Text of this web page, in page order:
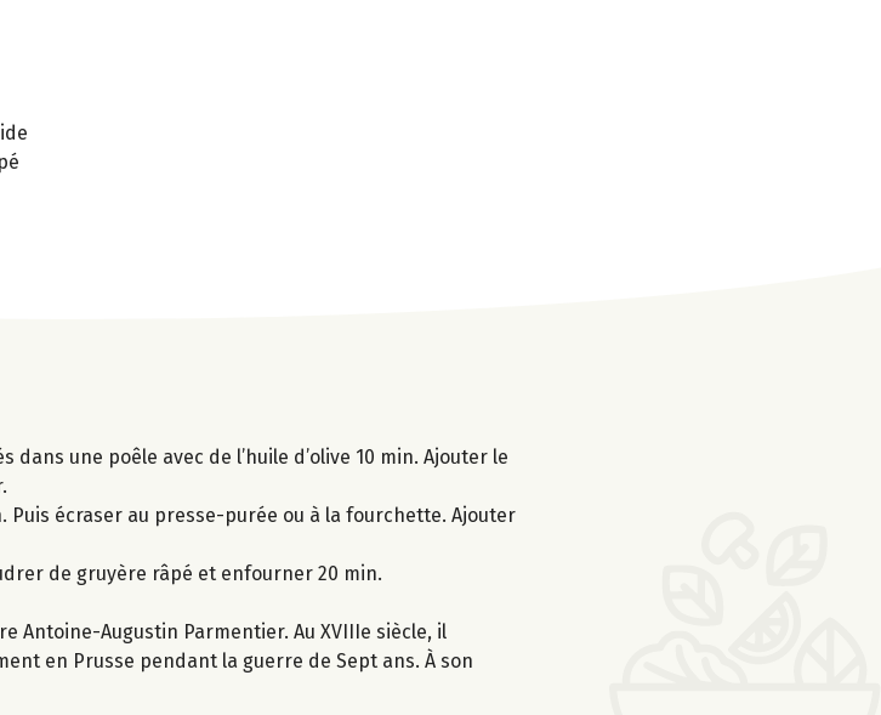
une poêle avec de l’huile d’olive 10 min. Ajouter le
Puis écraser au presse-purée ou à la fourchette. Ajouter
de gruyère râpé et enfourner 20 min.
Antoine-Augustin Parmentier. Au XVIIIe siècle, il
en Prusse pendant la guerre de Sept ans. À son